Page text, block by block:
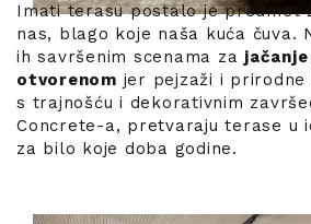
Imati terasu postalo je predmet
nas, blago koje naša kuća čuva.
ih savršenim scenama za
otvorenom jer pejzaži i prirodne
s trajnošću i dekorativnim
Concrete-a, pretvaraju terase u
za bilo koje doba godine.